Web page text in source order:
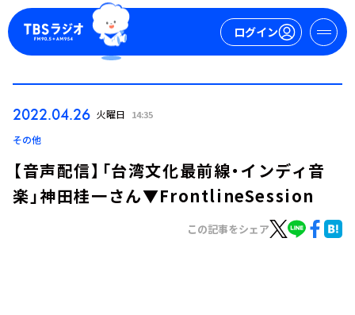
ログイン
2022.04.26 火曜日 14:35
その他
【音声配信】「台湾文化最前線・インディ音
楽」神田桂一さん▼FrontlineSession
この記事をシェア